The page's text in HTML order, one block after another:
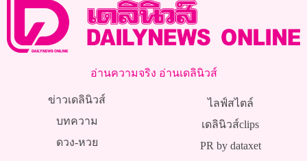
อ่านความจริง อ่านเดลินิวส์
ข่าวเดลินิวส์
บทความ
ดวง-หวย
ไลฟ์สไตล์
เดลินิวส์clips
PR by dataxet